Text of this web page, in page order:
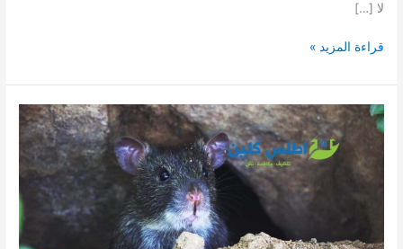
لا […]
شركة
شقق
بالرياض
0509502498
قراءة المزيد »